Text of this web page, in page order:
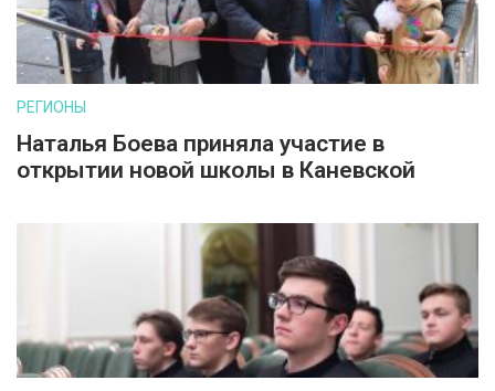
РЕГИОНЫ
Наталья Боева приняла участие в
открытии новой школы в Каневской